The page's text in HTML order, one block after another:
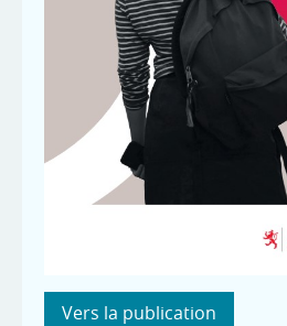
Vers la publication